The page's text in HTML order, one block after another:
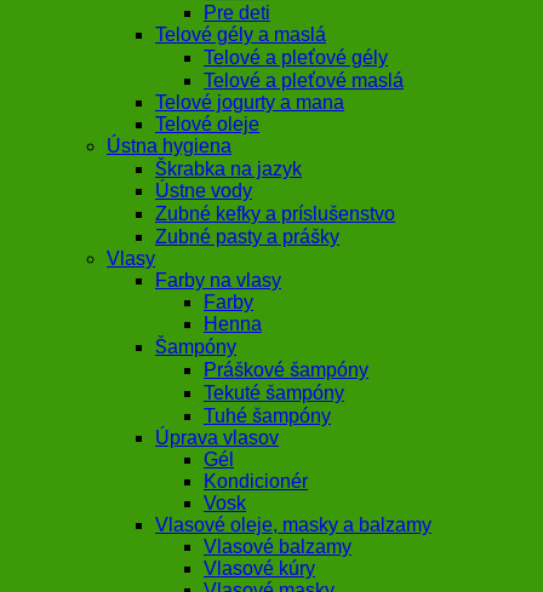
Pre deti
Telové gély a maslá
Telové a pleťové gély
Telové a pleťové maslá
Telové jogurty a mana
Telové oleje
Ústna hygiena
Škrabka na jazyk
Ústne vody
Zubné kefky a príslušenstvo
Zubné pasty a prášky
Vlasy
Farby na vlasy
Farby
Henna
Šampóny
Práškové šampóny
Tekuté šampóny
Tuhé šampóny
Úprava vlasov
Gél
Kondicionér
Vosk
Vlasové oleje, masky a balzamy
Vlasové balzamy
Vlasové kúry